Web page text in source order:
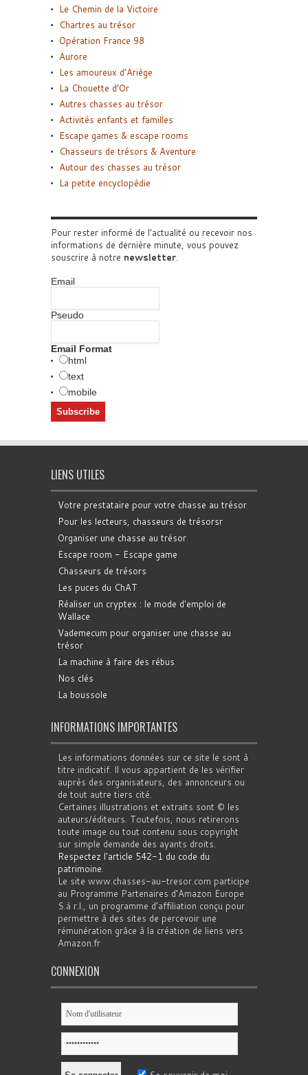
Le Chemin de la Victoire
Chartres au trésor
Opération France 98
Aurore
Les amoureux d’Ariège
La Chouette d’Or
Autres chasses au trésor
Activités enfants et familles
Escape games & escape rooms
Chasseurs de trésors & Aventure
Autour des chasses au trésor
La petite encyclopédie
Pour rester informé de l'actualité ou recevoir nos
informations de dernière minute, vous pouvez
souscrire à notre newsletter.
Email
Pseudo
Email Format
html
text
mobile
LIENS UTILES
Votre prestataire pour votre chasse au trésor
Pour les lecteurs, chasseurs de trésorsr
Organiser une chasse au trésor
Escape room - Escape game
Chasseurs de trésors
Les puces du ChAT
Réaliser un cryptex : le mode d'emploi de
Wallace
Vademecum pour organiser une chasse au
trésor
La machine à faire des rébus
Nos clés
La boussole
INFORMATIONS IMPORTANTES
Les informations données sur ce site le sont à
titre indicatif. Il vous appartient de les vérifier
auprès des organisateurs, des annonceurs ou
de tout autre tiers cité.
Certaines illustrations et extraits sont © les
auteurs/éditeurs. Toutefois, nous retirerons
toute image ou tout contenu sous copyright
sur simple demande des ayants droits.
Respectez l'article 542-1 du code du
patrimoine.
Le site www.chasses-au-tresor.com participe
au Programme Partenaires d’Amazon Europe
S.à r.l., un programme d’affiliation conçu pour
permettre à des sites de percevoir une
rémunération grâce à la création de liens vers
Amazon.fr
CONNEXION